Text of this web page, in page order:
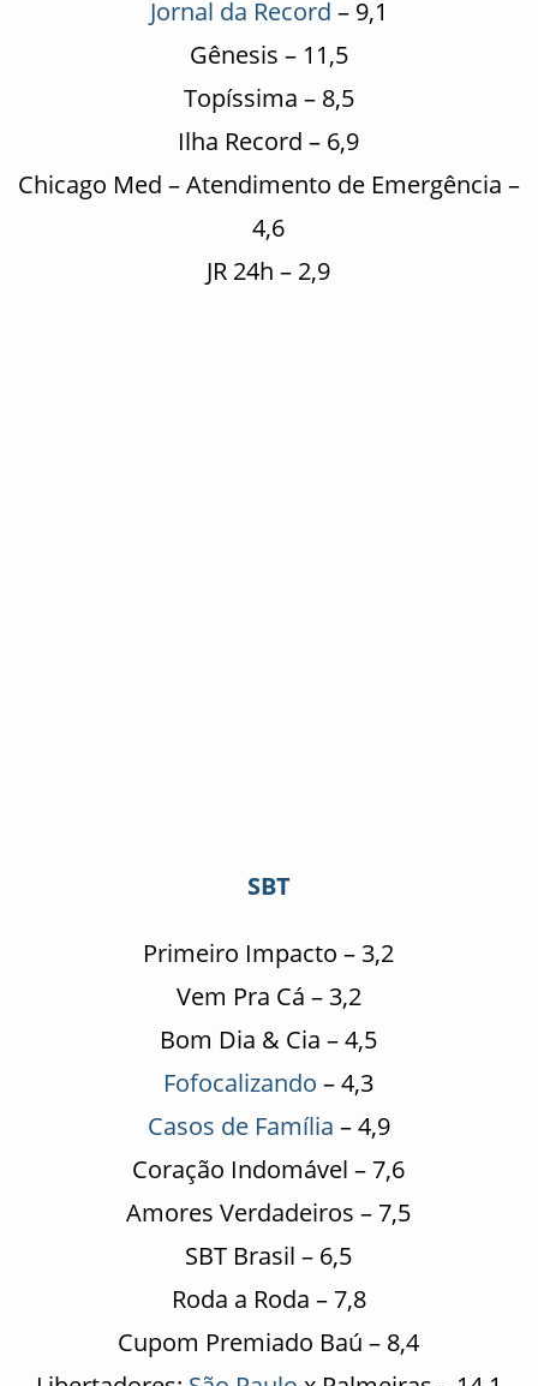
Jornal da Record – 9,1
Gênesis – 11,5
Topíssima – 8,5
Ilha Record – 6,9
Chicago Med – Atendimento de Emergência –
4,6
JR 24h – 2,9
SBT
Primeiro Impacto – 3,2
Vem Pra Cá – 3,2
Bom Dia & Cia – 4,5
Fofocalizando – 4,3
Casos de Família – 4,9
Coração Indomável – 7,6
Amores Verdadeiros – 7,5
SBT Brasil – 6,5
Roda a Roda – 7,8
Cupom Premiado Baú – 8,4